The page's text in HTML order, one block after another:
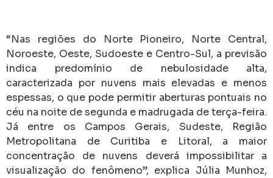
“Nas regiões do Norte Pioneiro, Norte Central,
Noroeste, Oeste, Sudoeste e Centro-Sul, a previsão
indica predomínio de nebulosidade alta,
caracterizada por nuvens mais elevadas e menos
espessas, o que pode permitir aberturas pontuais no
céu na noite de segunda e madrugada de terça-feira.
Já entre os Campos Gerais, Sudeste, Região
Metropolitana de Curitiba e Litoral, a maior
concentração de nuvens deverá impossibilitar a
visualização do fenômeno”, explica Júlia Munhoz,